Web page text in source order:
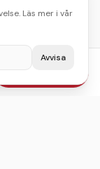
Boka julbord
Läs mer i vår
Avvisa